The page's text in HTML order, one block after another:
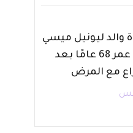
والد ليونيل ميسي
عن عمر 68 عامًا بعد
مع المرض